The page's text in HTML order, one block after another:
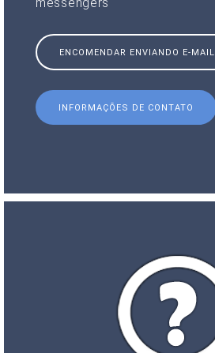
ENCOMENDAR ENVIANDO E-MAIL
INFORMAÇÕES DE CONTATO